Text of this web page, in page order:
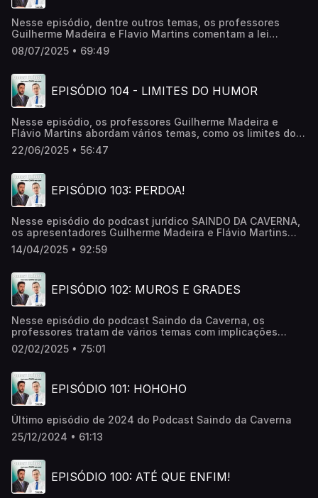
Nesse episódio, dentre outros temas, os professores
Guilherme Madeira e Flavio Martins comentam a lei
complementar que aumenta o número de deputados
federais e comentam aspectos diversos do
08/07/2025 • 69:49
EPISÓDIO 104 - LIMITES DO HUMOR
Nesse episódio, os professores Guilherme Madeira e
Flávio Martins abordam vários temas, como os limites do
humor e a condenação penal do humorista Leo Lins.
22/06/2025 • 56:47
EPISÓDIO 103: PERDOA!
Nesse episódio do podcast jurídico SAINDO DA CAVERNA,
os apresentadores Guilherme Madeira e Flávio Martins
comentam a competência para julgamento do ex-
Presidente da República, de pessoas envolvidas nos
ANISTIA.
14/04/2025 • 92:59
EPISÓDIO 102: MUROS E GRADES
Nesse episódio do podcast Saindo da Caverna, os
professores tratam de vários temas com implicações
jurídicas, como o possível muro entre Argentina e Brasil,
deportação de brasileiros concorrentes, meritocracia,
02/02/2025 • 75:01
EPISÓDIO 101: HOHOHO
Último episódio de 2024 do Podcast Saindo da Caverna
25/12/2024 • 61:13
EPISÓDIO 100: ATÉ QUE ENFIM!